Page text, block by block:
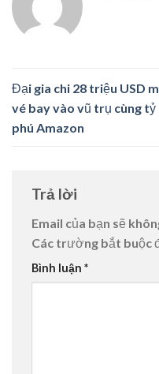
Đại gia chi 28 triệu USD
vé bay vào vũ trụ cùng tỷ
phú Amazon
Trả lời
Email của bạn sẽ
Các trường bắt buộc
Bình luận *